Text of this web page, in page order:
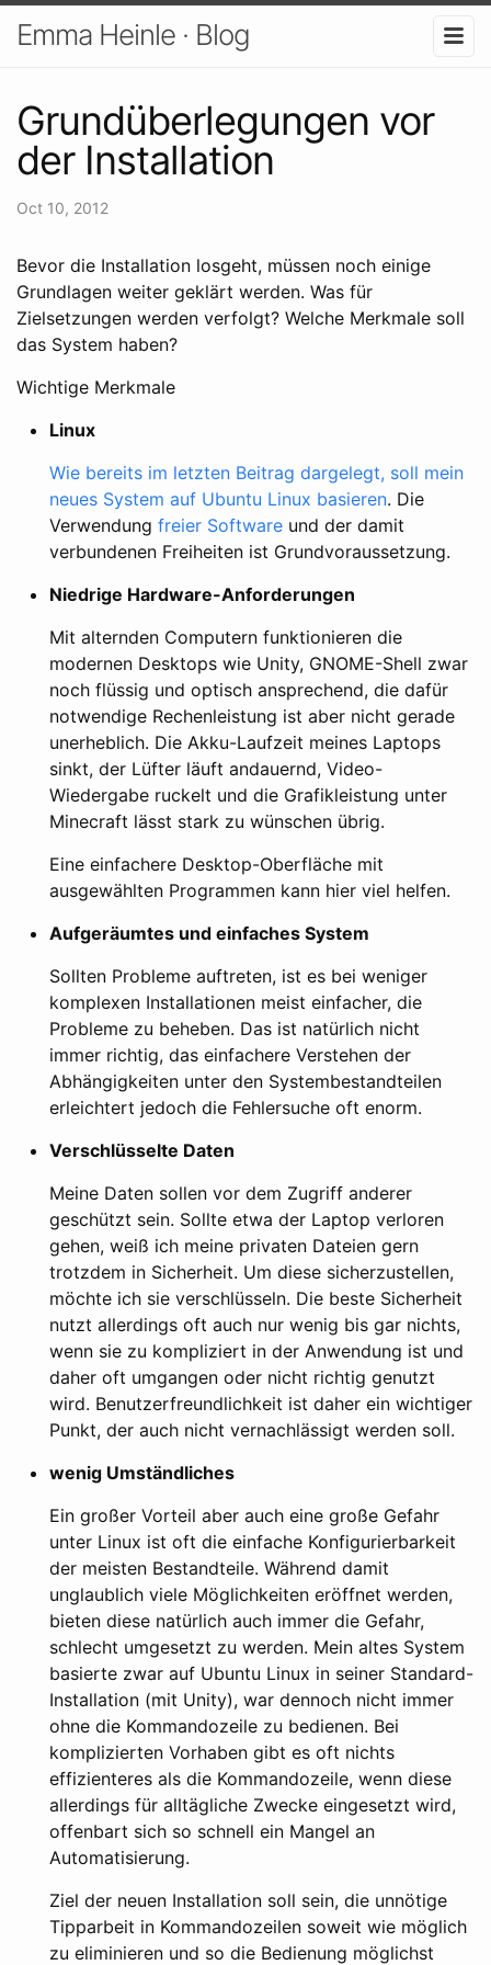
Emma Heinle · Blog
Grundüberlegungen vor
der Installation
Oct 10, 2012
Bevor die Installation losgeht, müssen noch einige
Grundlagen weiter geklärt werden. Was für
Zielsetzungen werden verfolgt? Welche Merkmale soll
das System haben?
Wichtige Merkmale
Linux
Wie bereits im letzten Beitrag dargelegt, soll mein
neues System auf Ubuntu Linux basieren. Die
Verwendung freier Software und der damit
verbundenen Freiheiten ist Grundvoraussetzung.
Niedrige Hardware-Anforderungen
Mit alternden Computern funktionieren die
modernen Desktops wie Unity, GNOME-Shell zwar
noch flüssig und optisch ansprechend, die dafür
notwendige Rechenleistung ist aber nicht gerade
unerheblich. Die Akku-Laufzeit meines Laptops
sinkt, der Lüfter läuft andauernd, Video-
Wiedergabe ruckelt und die Grafikleistung unter
Minecraft lässt stark zu wünschen übrig.
Eine einfachere Desktop-Oberfläche mit
ausgewählten Programmen kann hier viel helfen.
Aufgeräumtes und einfaches System
Sollten Probleme auftreten, ist es bei weniger
komplexen Installationen meist einfacher, die
Probleme zu beheben. Das ist natürlich nicht
immer richtig, das einfachere Verstehen der
Abhängigkeiten unter den Systembestandteilen
erleichtert jedoch die Fehlersuche oft enorm.
Verschlüsselte Daten
Meine Daten sollen vor dem Zugriff anderer
geschützt sein. Sollte etwa der Laptop verloren
gehen, weiß ich meine privaten Dateien gern
trotzdem in Sicherheit. Um diese sicherzustellen,
möchte ich sie verschlüsseln. Die beste Sicherheit
nutzt allerdings oft auch nur wenig bis gar nichts,
wenn sie zu kompliziert in der Anwendung ist und
daher oft umgangen oder nicht richtig genutzt
wird. Benutzerfreundlichkeit ist daher ein wichtiger
Punkt, der auch nicht vernachlässigt werden soll.
wenig Umständliches
Ein großer Vorteil aber auch eine große Gefahr
unter Linux ist oft die einfache Konfigurierbarkeit
der meisten Bestandteile. Während damit
unglaublich viele Möglichkeiten eröffnet werden,
bieten diese natürlich auch immer die Gefahr,
schlecht umgesetzt zu werden. Mein altes System
basierte zwar auf Ubuntu Linux in seiner Standard-
Installation (mit Unity), war dennoch nicht immer
ohne die Kommandozeile zu bedienen. Bei
komplizierten Vorhaben gibt es oft nichts
effizienteres als die Kommandozeile, wenn diese
allerdings für alltägliche Zwecke eingesetzt wird,
offenbart sich so schnell ein Mangel an
Automatisierung.
Ziel der neuen Installation soll sein, die unnötige
Tipparbeit in Kommandozeilen soweit wie möglich
zu eliminieren und so die Bedienung möglichst